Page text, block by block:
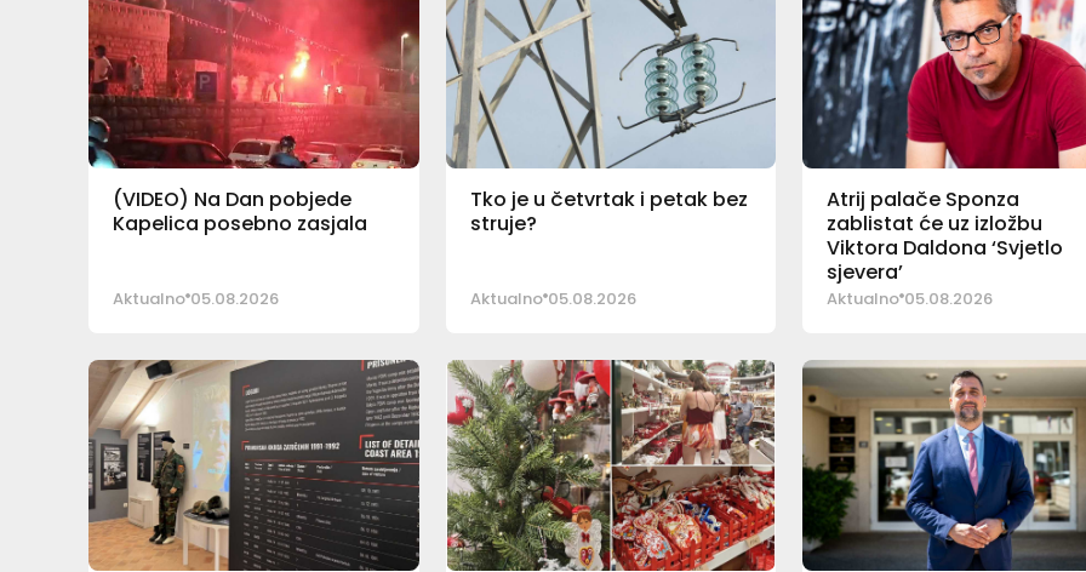
(VIDEO) Na Dan pobjede
Kapelica posebno zasjala
Aktualno 05.08.2026
Tko je u četvrtak i petak bez
struje?
Aktualno 05.08.2026
Atrij palače Sponza
zablistat će uz izložbu
Viktora Daldona ‘Svjetlo
sjevera’
Aktualno 05.08.2026